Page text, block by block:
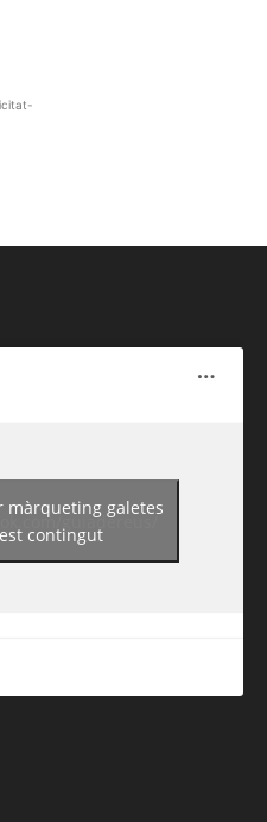
guiadereus/
màrqueting galetes
contingut